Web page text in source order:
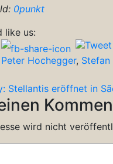
0punkt
like us:
Peter Hochegger, Stefan
Stellantis eröffnet in
wird nicht